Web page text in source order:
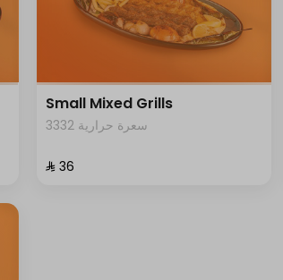
Small Mixed Grills
3332 سعرة حرارية
⁨⁦‪‬ 36⁩